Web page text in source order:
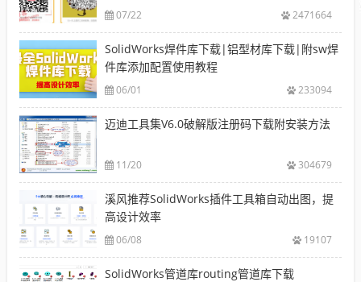
07/22 2471664
SolidWorks焊件库下载|铝型材库下载|附sw焊
件库添加配置使用教程
06/01 233094
迈迪工具集V6.0破解版注册码下载附安装方法
11/20 304679
溪风推荐SolidWorks插件工具箱自动出图，提
高设计效率
06/08 19107
SolidWorks管道库routing管道库下载